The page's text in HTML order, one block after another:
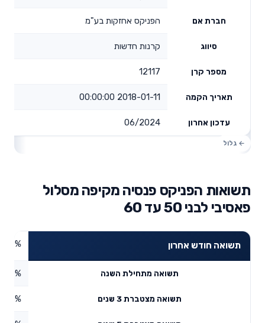
חברת אם הפניקס אחזקות בע"מ
סיווג קרנות חדשות
מספר קרן 12117
תאריך הקמה 2018-01-11 00:00:00
עדכון אחרון 06/2024
תשואות הפניקס פנסיה מקיפה מסלול
פאסיבי לבני 50 עד 60
תשואה חודש אחרון
תשואה מתחילת השנה
תשואה מצטברת 3 שנים